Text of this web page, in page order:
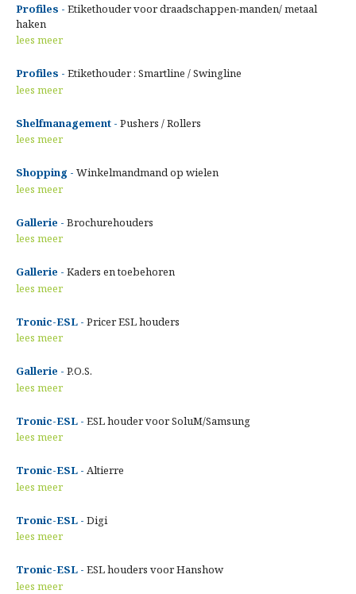
Profiles - Etikethouder voor draadschappen-manden/ metaal
haken
lees meer
Profiles - Etikethouder : Smartline / Swingline
lees meer
Shelfmanagement - Pushers / Rollers
lees meer
Shopping - Winkelmandmand op wielen
lees meer
Gallerie - Brochurehouders
lees meer
Gallerie - Kaders en toebehoren
lees meer
Tronic-ESL - Pricer ESL houders
lees meer
Gallerie - P.O.S.
lees meer
Tronic-ESL - ESL houder voor SoluM/Samsung
lees meer
Tronic-ESL - Altierre
lees meer
Tronic-ESL - Digi
lees meer
Tronic-ESL - ESL houders voor Hanshow
lees meer